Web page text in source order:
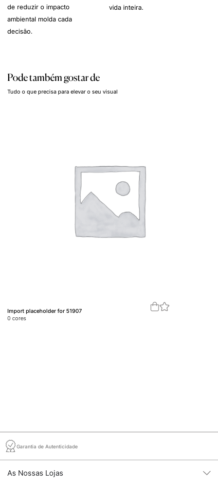
de reduzir o impacto
ambiental molda cada
decisão.
vida inteira.
Pode também gostar de
Tudo o que precisa para elevar o seu visual
Import placeholder for 51907
0 cores
Garantia de Autenticidade
As Nossas Lojas